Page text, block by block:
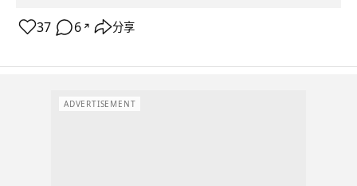
37 6 ↗ 分享
ADVERTISEMENT